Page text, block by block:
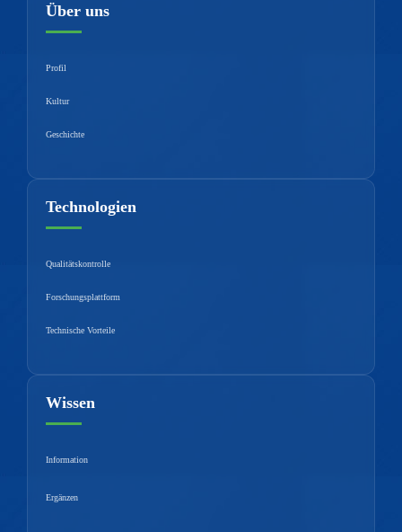
Über uns
Profil
Kultur
Geschichte
Technologien
Qualitätskontrolle
Forschungsplattform
Technische Vorteile
Wissen
Information
Ergänzen